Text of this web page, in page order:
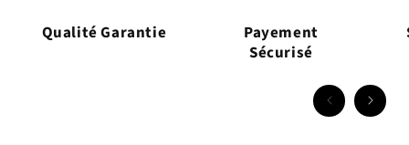
Qualité Garantie
Payement
Sécurisé